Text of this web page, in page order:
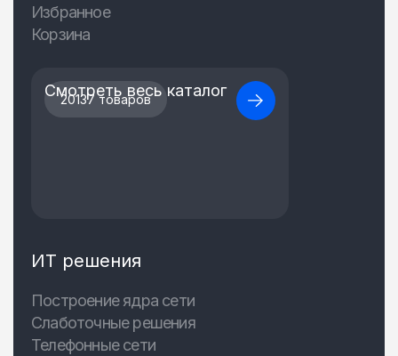
Избранное
Корзина
20137 товаров
Смотреть весь каталог
ИТ решения
Построение ядра сети
Слаботочные решения
Телефонные сети